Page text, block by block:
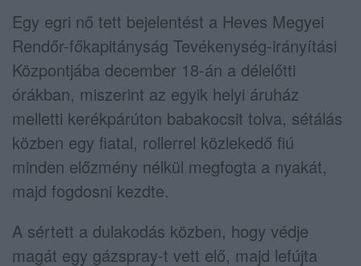
Egy egri nő tett bejelentést a Heves Megyei
Rendőr-főkapitányság Tevékenység-irányítási
Központjába december 18-án a délelőtti
órákban, miszerint az egyik helyi áruház
melletti kerékpárúton babakocsit tolva, sétálás
közben egy fiatal, rollerrel közlekedő fiú
minden előzmény nélkül megfogta a nyakát,
majd fogdosni kezdte.
A sértett a dulakodás közben, hogy védje
magát egy gázspray-t vett elő, majd lefújta